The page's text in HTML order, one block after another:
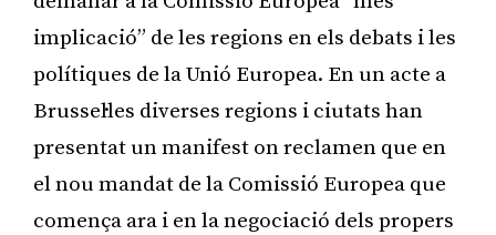
implicació” de les regions en els debats i les
polítiques de la Unió Europea. En un acte a
Brussel·les diverses regions i ciutats han
presentat un manifest on reclamen que en
el nou mandat de la Comissió Europea que
comença ara i en la negociació dels propers